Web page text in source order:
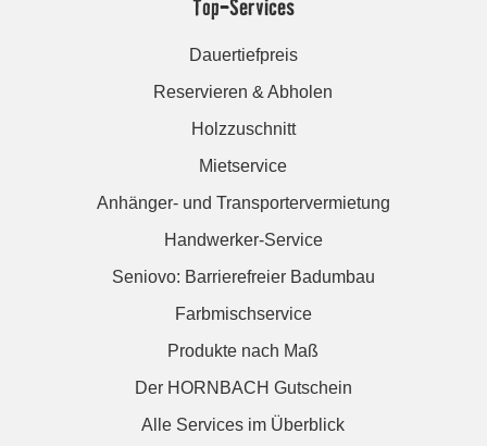
Top-Services
Dauertiefpreis
Reservieren & Abholen
Holzzuschnitt
Mietservice
Anhänger- und Transportervermietung
Handwerker-Service
Seniovo: Barrierefreier Badumbau
Farbmischservice
Produkte nach Maß
Der HORNBACH Gutschein
Alle Services im Überblick